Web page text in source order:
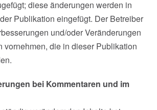
diese änderungen werden in
Publikation eingefügt. Der Betreiber
und/oder Veränderungen
vornehmen, die in dieser Publikation
bei Kommentaren und im